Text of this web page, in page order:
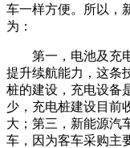
车一样方便。所以，
为：
第一，电池及充电
提升续航能力，这条
桩的建设，充电设备
少，充电桩建设目前
大；第三，新能源汽
车，因为客车采购主